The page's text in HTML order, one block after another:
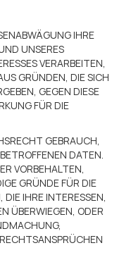
IHRE
UNSERES
VERARBEITEN,
GRÜNDEN, DIE SICH
GEGEN DIESE
FÜR DIE
GEBRAUCH,
DATEN.
VORBEHALTEN,
GRÜNDE FÜR DIE
IHRE INTERESSEN,
ÜBERWIEGEN, ODER